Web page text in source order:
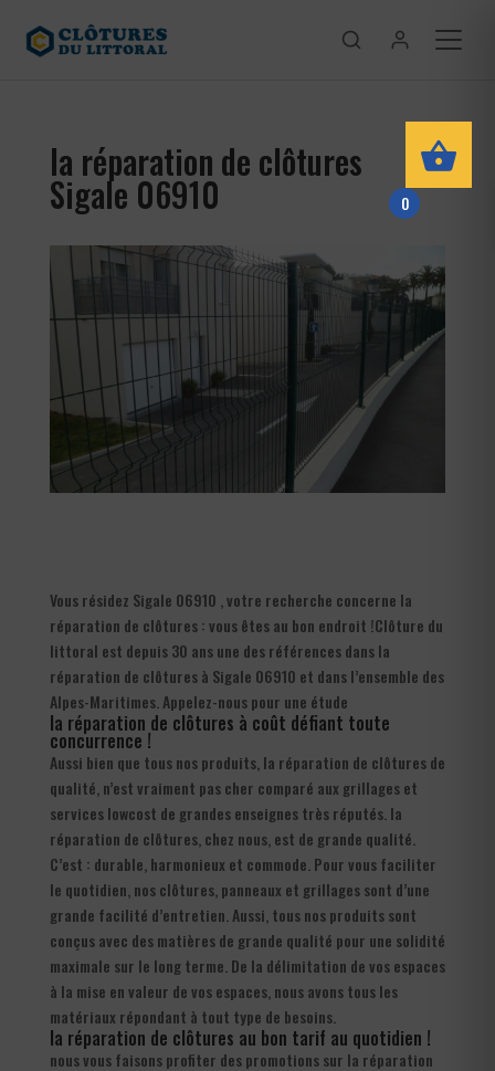
la réparation de clôtures
Sigale 06910
Vous résidez Sigale 06910 , votre recherche concerne la
réparation de clôtures : vous êtes au bon endroit !Clôture du
littoral est depuis 30 ans une des références dans la
réparation de clôtures à Sigale 06910 et dans l’ensemble des
Alpes-Maritimes. Appelez-nous pour une étude
la réparation de clôtures à coût défiant toute
concurrence !
Aussi bien que tous nos produits, la réparation de clôtures de
qualité, n’est vraiment pas cher comparé aux grillages et
services lowcost de grandes enseignes très réputés. la
réparation de clôtures, chez nous, est de grande qualité.
C’est : durable, harmonieux et commode. Pour vous faciliter
le quotidien, nos clôtures, panneaux et grillages sont d’une
grande facilité d’entretien. Aussi, tous nos produits sont
conçus avec des matières de grande qualité pour une solidité
maximale sur le long terme. De la délimitation de vos espaces
à la mise en valeur de vos espaces, nous avons tous les
matériaux répondant à tout type de besoins.
la réparation de clôtures au bon tarif au quotidien !
nous vous faisons profiter des promotions sur la réparation
0